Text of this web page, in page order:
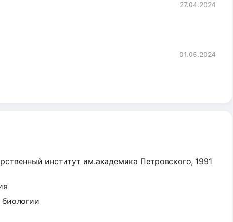
27.04.2024
01.05.2024
институт им.академика Петровского, 1991
биологии